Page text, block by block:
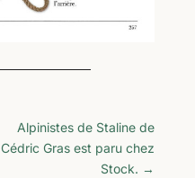
Alpinistes de Staline de
Cédric Gras est paru chez
Stock. →